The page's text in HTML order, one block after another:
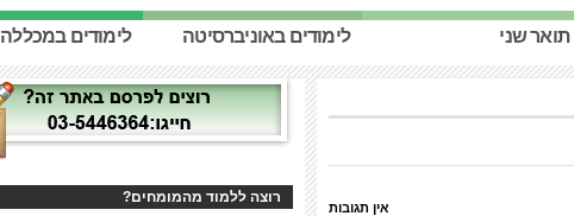
תואר שני לימודים באוניברסיטה לימודים במכללה
אין תגובות
רוצה ללמוד מהמומחים?